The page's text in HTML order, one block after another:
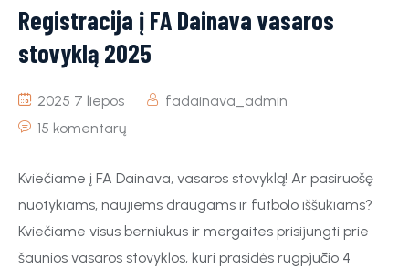
Registracija į FA Dainava vasaros
stovyklą 2025
2025 7 liepos
fadainava_admin
15 komentarų
Kviečiame į FA Dainava, vasaros stovyklą! Ar pasiruošę
nuotykiams, naujiems draugams ir futbolo iššūkiams?
Kviečiame visus berniukus ir mergaites prisijungti prie
šaunios vasaros stovyklos, kuri prasidės rugpjūčio 4